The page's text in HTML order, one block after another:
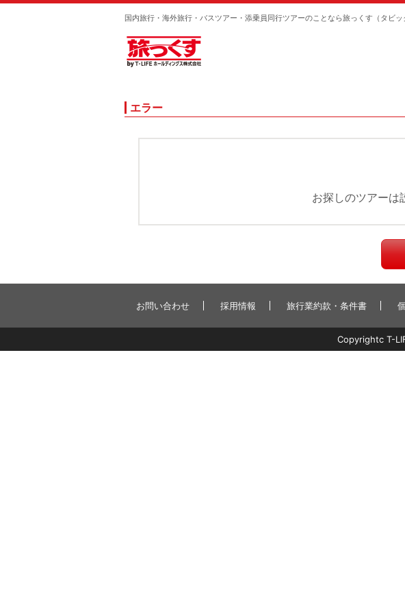
国内旅行・海外旅行・バスツアー・添乗員同行ツアーのことなら旅っくす（タビ
エラー
お探しのツアーは
お問い合わせ 採用情報 旅行業約款・条件書
Copyrightc T-